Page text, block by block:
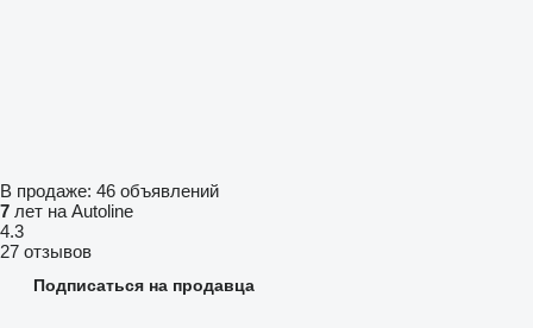
В продаже: 46 объявлений
7 лет на Autoline
4.3
27 отзывов
Подписаться на продавца